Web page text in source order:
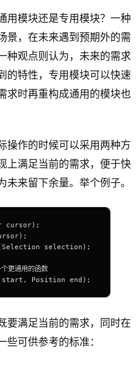
用模块还是专用模块？一种
景，在未来遇到预期外的需
种观点则认为，未来的需求
的特性，专用模块可以快速
求时再重构成通用的模块也
操作的时候可以采用两种方
上满足当前的需求，便于快
来留下余量。举个例子。
cursor);
selection);
更通用的函数
Position end);
要满足当前的需求，同时在
可供参考的标准：